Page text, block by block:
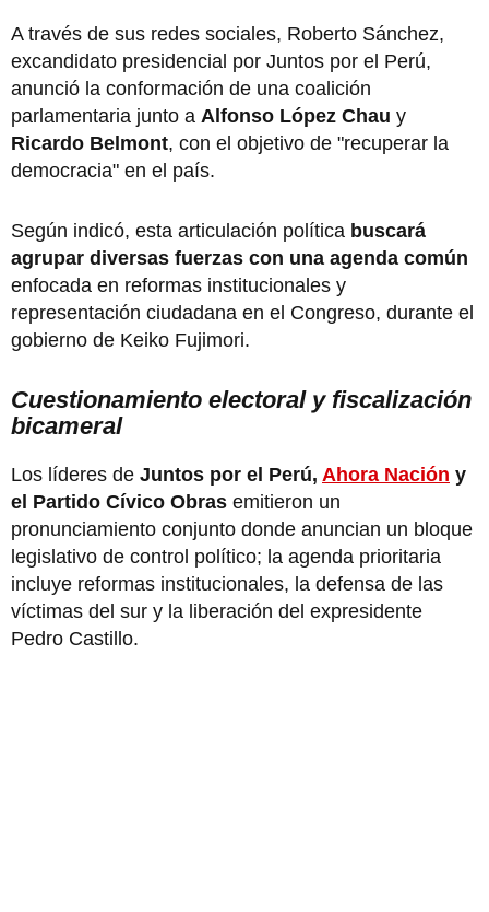
A través de sus redes sociales, Roberto Sánchez,
excandidato presidencial por Juntos por el Perú,
anunció la conformación de una coalición
parlamentaria junto a Alfonso López Chau y
Ricardo Belmont, con el objetivo de "recuperar la
democracia" en el país.
Según indicó, esta articulación política buscará
agrupar diversas fuerzas con una agenda común
enfocada en reformas institucionales y
representación ciudadana en el Congreso, durante el
gobierno de Keiko Fujimori.
Cuestionamiento electoral y fiscalización
bicameral
Los líderes de Juntos por el Perú, Ahora Nación y
el Partido Cívico Obras emitieron un
pronunciamiento conjunto donde anuncian un bloque
legislativo de control político; la agenda prioritaria
incluye reformas institucionales, la defensa de las
víctimas del sur y la liberación del expresidente
Pedro Castillo.